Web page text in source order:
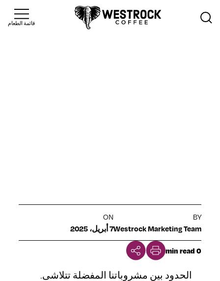
قائمة الطعام
BY
Westrock Marketing Team
ON
7 أبريل، 2025
0 min read
الحدود بين مشروباتنا المفضلة تتلاشى.